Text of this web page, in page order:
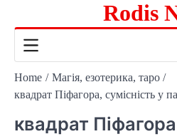
content
Rodis
Home
Магія, езотерика, таро
квадрат Піфагора, сумісність у
квадрат